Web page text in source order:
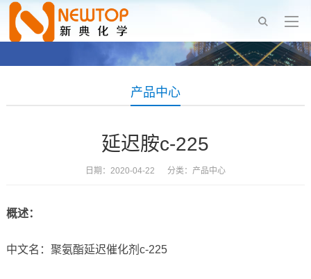
产品中心
延迟胺c-225
日期：2020-04-22 分类： 产品中心
概述：
中文名：聚氨酯延迟催化剂c-225